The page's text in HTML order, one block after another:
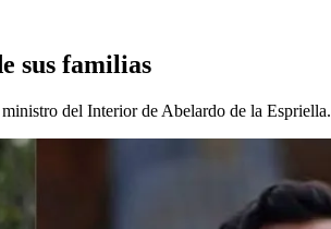
sus familias
del Interior de Abelardo de la Espriella.